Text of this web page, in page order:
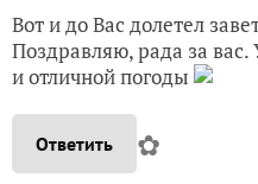
Вот и до Вас долетел
Поздравляю, рада за вас.
и отличной погоды
Ответить ✿